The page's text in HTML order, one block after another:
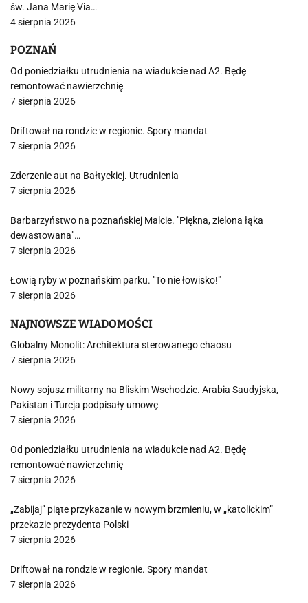
św. Jana Marię Via…
4 sierpnia 2026
POZNAŃ
Od poniedziałku utrudnienia na wiadukcie nad A2. Będę
remontować nawierzchnię
7 sierpnia 2026
Driftował na rondzie w regionie. Spory mandat
7 sierpnia 2026
Zderzenie aut na Bałtyckiej. Utrudnienia
7 sierpnia 2026
Barbarzyństwo na poznańskiej Malcie. "Piękna, zielona łąka
dewastowana"…
7 sierpnia 2026
Łowią ryby w poznańskim parku. "To nie łowisko!"
7 sierpnia 2026
NAJNOWSZE WIADOMOŚCI
Globalny Monolit: Architektura sterowanego chaosu
7 sierpnia 2026
Nowy sojusz militarny na Bliskim Wschodzie. Arabia Saudyjska,
Pakistan i Turcja podpisały umowę
7 sierpnia 2026
Od poniedziałku utrudnienia na wiadukcie nad A2. Będę
remontować nawierzchnię
7 sierpnia 2026
„Zabijaj” piąte przykazanie w nowym brzmieniu, w „katolickim”
przekazie prezydenta Polski
7 sierpnia 2026
Driftował na rondzie w regionie. Spory mandat
7 sierpnia 2026